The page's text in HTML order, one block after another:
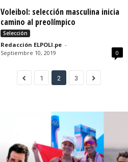
Voleibol: selección masculina inicia
camino al preolímpico
Selección
Redacción ELPOLI.pe -
Septiembre 10, 2019
0
1 2 3